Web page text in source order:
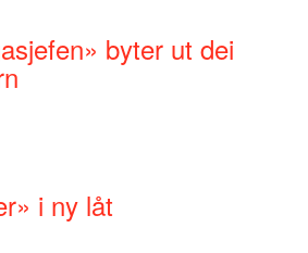
byter ut dei
i ny låt